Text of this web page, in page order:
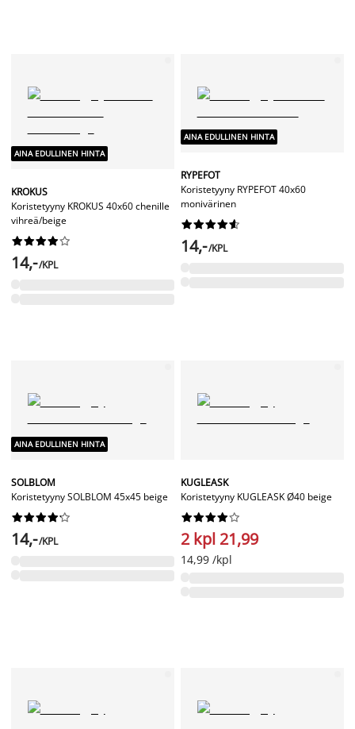
AINA EDULLINEN HINTA
KROKUS
Koristetyyny KROKUS 40x60 chenille
vihreä/beige






14,-/KPL
AINA EDULLINEN HINTA
RYPEFOT
Koristetyyny RYPEFOT 40x60
monivärinen






14,-/KPL
AINA EDULLINEN HINTA
SOLBLOM
Koristetyyny SOLBLOM 45x45 beige






14,-/KPL
KUGLEASK
Koristetyyny KUGLEASK Ø40 beige






2 kpl 21,99
14,99 /kpl